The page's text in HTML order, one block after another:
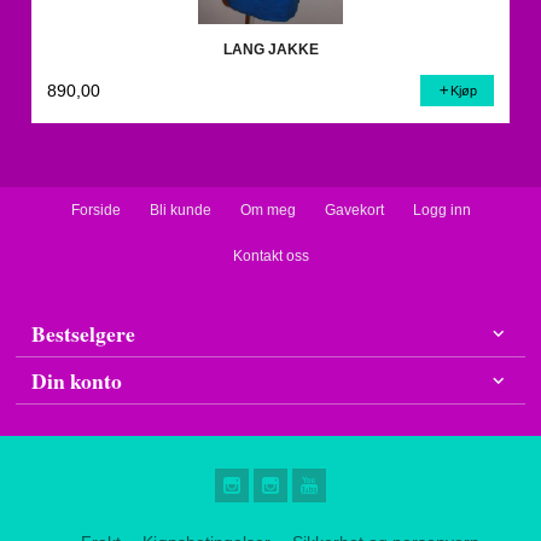
LANG JAKKE
890,00 Kjøp
Forside Bli kunde Om meg Gavekort Logg inn
Kontakt oss
Bestselgere
Din konto